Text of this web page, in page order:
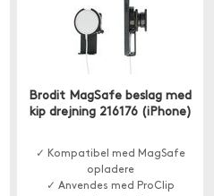
Brodit MagSafe beslag med
kip drejning 216176 (iPhone)
✓ Kompatibel med MagSafe
opladere
✓ Anvendes med ProClip